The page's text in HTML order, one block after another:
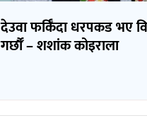
देउवा फर्किँदा धरपकड भए
गर्छौँं – शशांक कोइराला